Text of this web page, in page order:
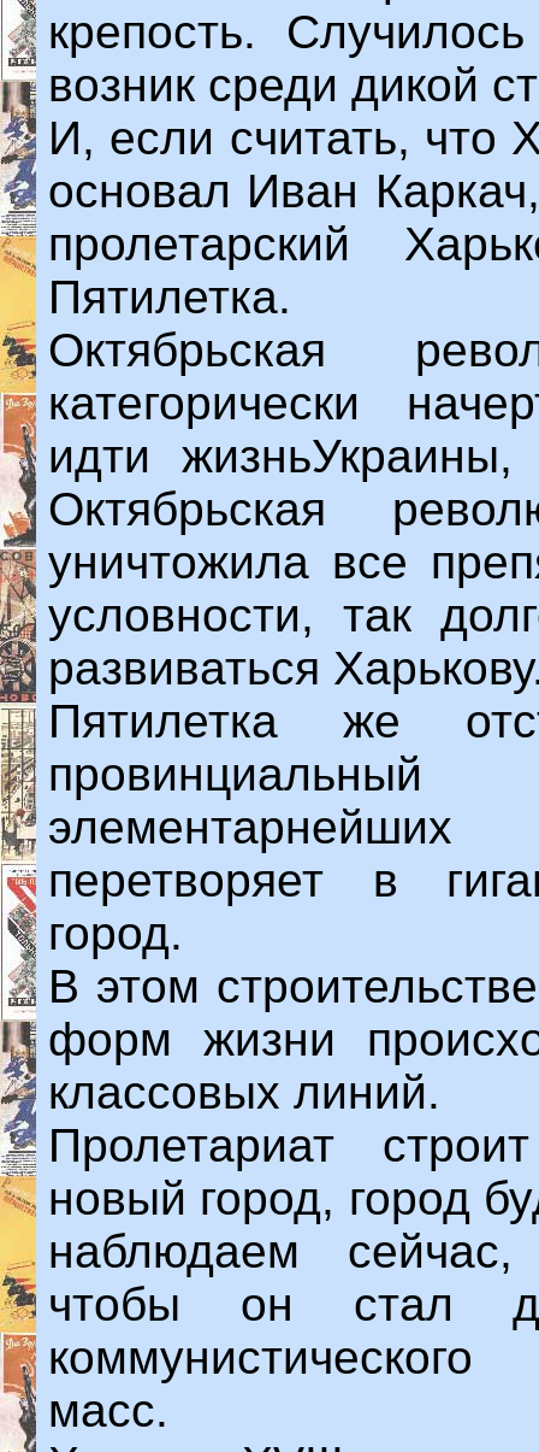
крепость.
возник среди дикой
И, если считать, что
основал Иван
пролетарский
Пятилетка.
Октябрьская
категорически
идти
Октябрьская
уничтожила все
условности, так
развиваться
Пятилетка же
перетворяет в
город.
В этом
форм жизни
классовых линий.
Пролетариат
новый город, город
наблюдаем
чтобы он стал
масс.